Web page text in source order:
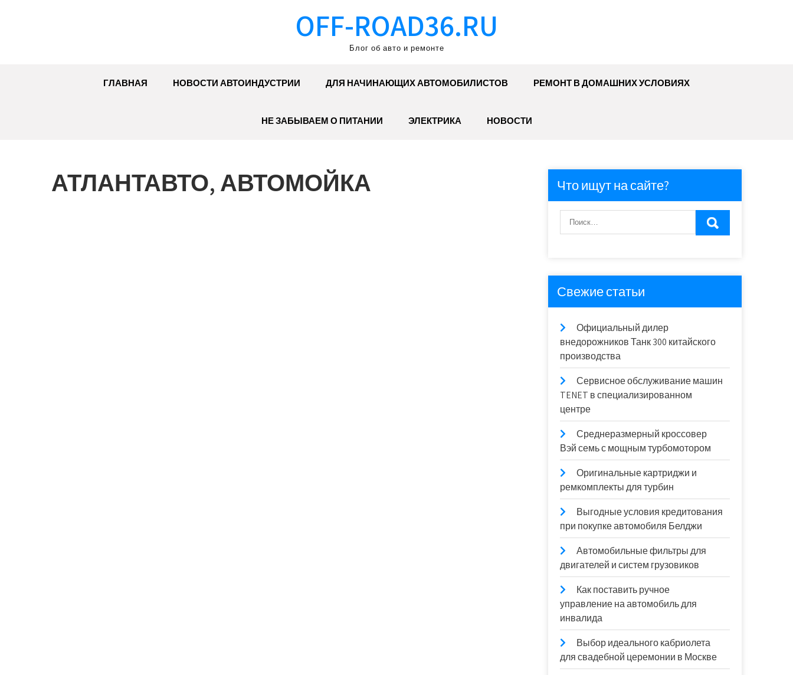
OFF-ROAD36.RU
Блог об авто и ремонте
ГЛАВНАЯ НОВОСТИ АВТОИНДУСТРИИ ДЛЯ НАЧИНАЮЩИХ АВТОМОБИЛИСТОВ РЕМОНТ В ДОМАШНИХ УСЛОВИЯХ
НЕ ЗАБЫВАЕМ О ПИТАНИИ ЭЛЕКТРИКА НОВОСТИ
АТЛАНТАВТО, АВТОМОЙКА Что ищут на сайте?
Свежие статьи
Официальный дилер
внедорожников Танк 300 китайского
производства
Сервисное обслуживание машин
TENET в специализированном
центре
Среднеразмерный кроссовер
Вэй семь с мощным турбомотором
Оригинальные картриджи и
ремкомплекты для турбин
Выгодные условия кредитования
при покупке автомобиля Белджи
Автомобильные фильтры для
двигателей и систем грузовиков
Как поставить ручное
управление на автомобиль для
инвалида
Выбор идеального кабриолета
для свадебной церемонии в Москве